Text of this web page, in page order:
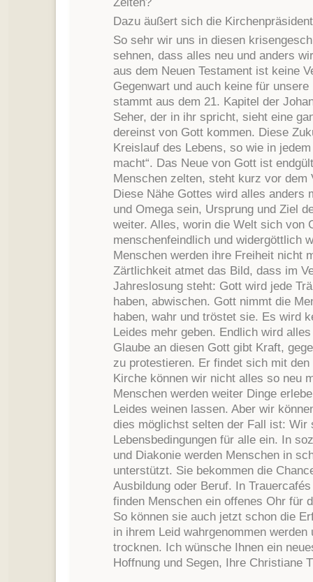
Dazu äußert sich die
So sehr wir uns in diesen
sehnen, dass alles neu und anders
aus dem Neuen Testament ist keine
Gegenwart und auch keine für
stammt aus dem 21. Kapitel der
Seher, der in ihr spricht, sieht eine
dereinst von Gott kommen. Diese
Kreislauf des Lebens, so wie in
macht“. Das Neue von Gott ist
Menschen zelten, steht kurz vor dem
Diese Nähe Gottes wird alles anders
und Omega sein, Ursprung und Ziel
weiter. Alles, worin die Welt sich von
menschenfeindlich und widergöttlich
Menschen werden ihre Freiheit nicht
Zärtlichkeit atmet das Bild, dass im
Jahreslosung steht: Gott wird jede
haben, abwischen. Gott nimmt die
haben, wahr und tröstet sie. Es wird
Leides mehr geben. Endlich wird
Glaube an diesen Gott gibt Kraft,
zu protestieren. Er findet sich mit
Kirche können wir nicht alles so neu
Menschen werden weiter Dinge
Leides weinen lassen. Aber wir
dies möglichst selten der Fall ist: Wir
Lebensbedingungen für alle ein. In
und Diakonie werden Menschen in
unterstützt. Sie bekommen die
Ausbildung oder Beruf. In
finden Menschen ein offenes Ohr für
So können sie auch jetzt schon die
in ihrem Leid wahrgenommen werden
trocknen. Ich wünsche Ihnen ein
Hoffnung und Segen, Ihre Christiane